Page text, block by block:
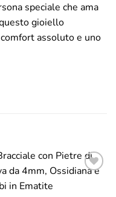
speciale che ama
gioiello
assoluto e uno